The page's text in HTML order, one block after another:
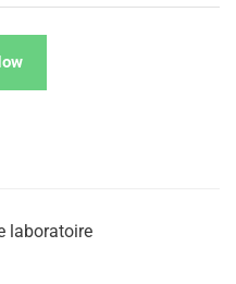
laboratoire